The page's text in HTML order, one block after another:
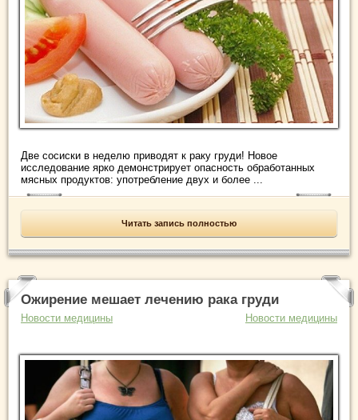
Две сосиски в неделю приводят к раку груди! Новое
исследование ярко демонстрирует опасность обработанных
мясных продуктов: употребление двух и более ...
Читать запись полностью
Ожирение мешает лечению рака груди
Новости медицины Новости медицины